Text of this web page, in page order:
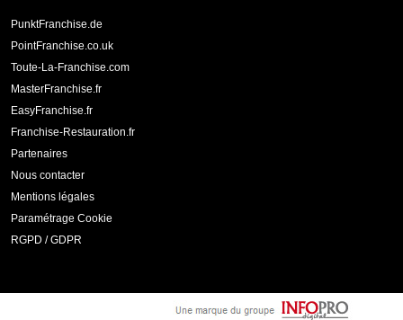
PunktFranchise.de
PointFranchise.co.uk
Toute-La-Franchise.com
MasterFranchise.fr
EasyFranchise.fr
Franchise-Restauration.fr
Partenaires
Nous contacter
Mentions légales
Paramétrage Cookie
RGPD / GDPR